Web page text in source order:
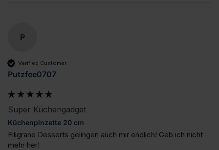
P
Verified Customer
Putzfee0707
Super Küchengadget
Küchenpinzette 20 cm
Filigrane Desserts gelingen auch mir endlich! Geb ich nicht
mehr her!